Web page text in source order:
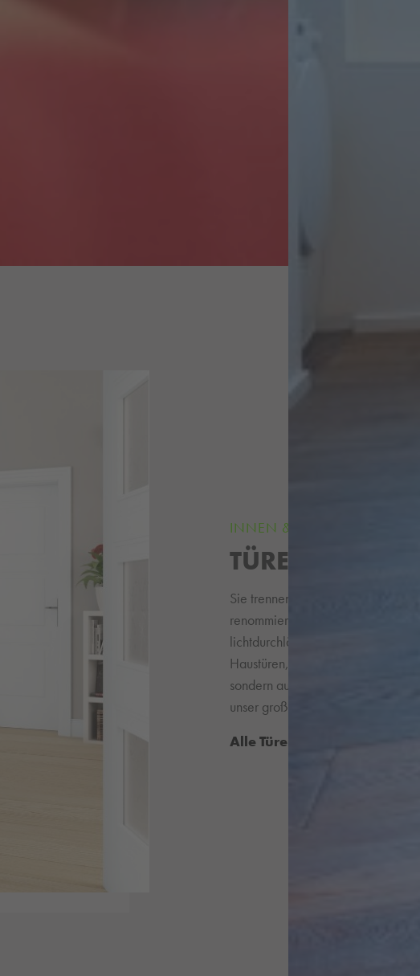
INNEN & AUSSEN
TÜREN FÜR
Sie trennen und verbinden
renommierten Herstellern für Sie
lichtdurchlässige Glastüren,
Haustüren, die als Visitenkarte
sondern auch optisch auf ganzer
unser großes Türensortiment und
Alle Türen